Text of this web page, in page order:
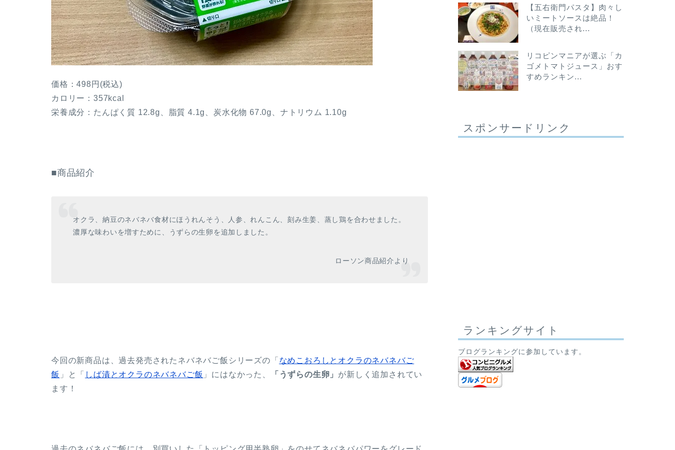
価格：498円(税込)
カロリー：357kcal
栄養成分：たんぱく質 12.8g、脂質 4.1g、炭水化物 67.0g、ナトリウム 1.10g
■商品紹介
オクラ、納豆のネバネバ食材にほうれんそう、人参、れんこん、刻み生姜、蒸し鶏を合わせました。
濃厚な味わいを増すために、うずらの生卵を追加しました。
ローソン商品紹介より
今回の新商品は、過去発売されたネバネバご飯シリーズの「 なめこおろしとオクラのネバネバご
飯 」と「 しば漬とオクラのネバネバご飯 」にはなかった、 「うずらの生卵」 が新しく追加されてい
ます！
【五右衛門パスタ】肉々し
いミートソースは絶品！
（現在販売され...
リコピンマニアが選ぶ「カ
ゴメトマトジュース」おす
すめランキン...
スポンサードリンク
ランキングサイト
ブログランキングに参加しています。